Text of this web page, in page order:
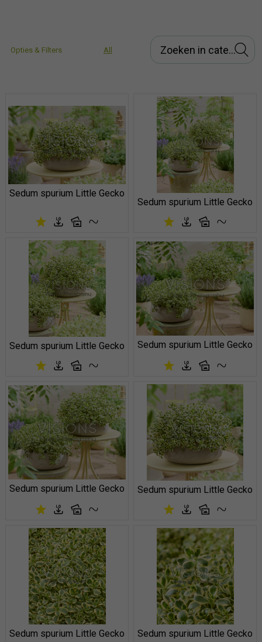
Opties & Filters All
Sedum spurium Little Gecko
Sedum spurium Little Gecko
Sedum spurium Little Gecko Sedum spurium Little Gecko
Sedum spurium Little Gecko Sedum spurium Little Gecko
Sedum spurium Little Gecko Sedum spurium Little Gecko